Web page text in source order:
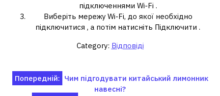
підключеннями Wi-Fi .
Виберіть мережу Wi-Fi, до якої необхідно
підключитися , а потім натисніть Підключити .
Category: Відповіді
Навігація
Попередній: Чим підгодувати китайський лимонник
навесні?